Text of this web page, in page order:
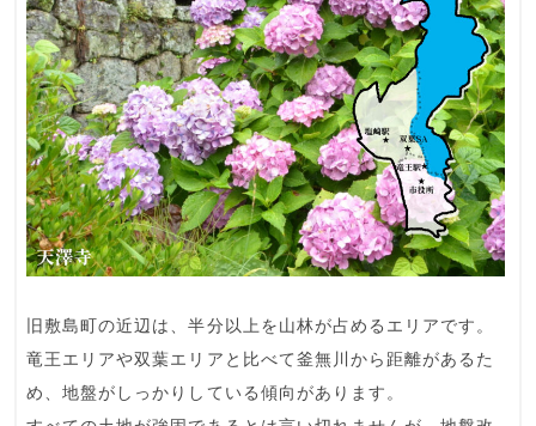
旧敷島町の近辺は、半分以上を山林が占める エリアです。
竜王エリアや双葉エリアと比べて釜無川から距離があるた
め、地盤がしっかりしている傾向 があります。